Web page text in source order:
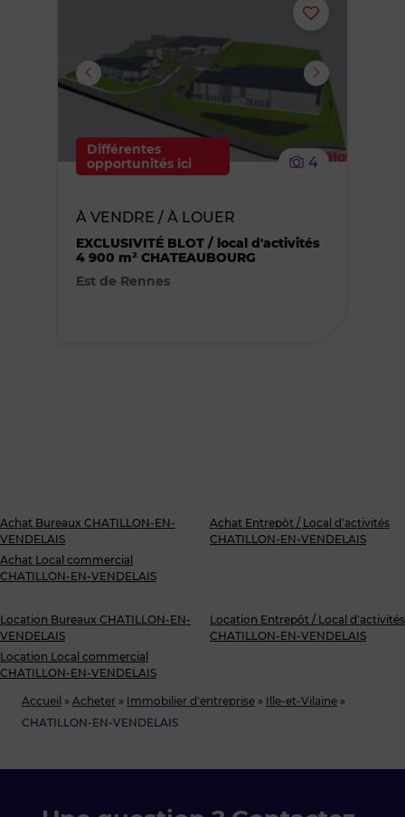
Accueil » Acheter » Immobilier d'entreprise » Ille-et-Vilaine »
CHATILLON-EN-VENDELAIS
Ajouter
ou
supprimer
Différentes
opportunités ici
4
À VENDRE / À LOUER
EXCLUSIVITÉ BLOT / local d'activités
4 900 m² CHATEAUBOURG
Est de Rennes
Achat Bureaux CHATILLON-EN-
VENDELAIS
Achat Local commercial
CHATILLON-EN-VENDELAIS
Achat Entrepôt / Local d’activités
CHATILLON-EN-VENDELAIS
Location Bureaux CHATILLON-EN-
VENDELAIS
Location Local commercial
CHATILLON-EN-VENDELAIS
Location Entrepôt / Local d’activités
CHATILLON-EN-VENDELAIS